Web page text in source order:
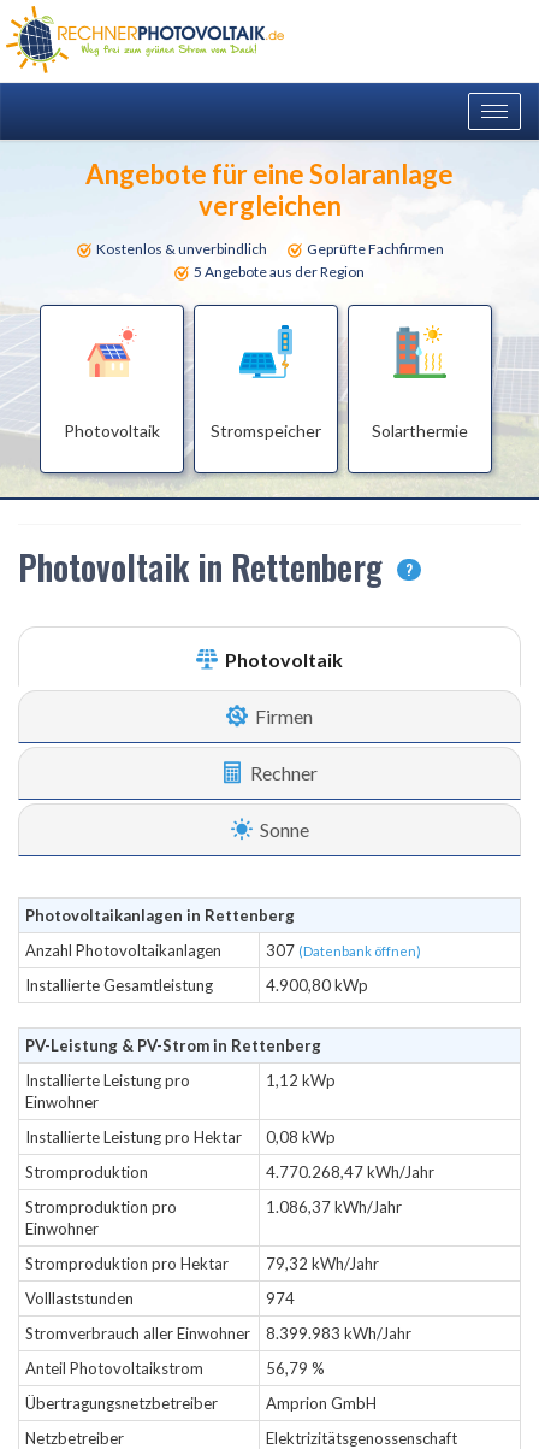
Angebote für eine Solaranlage
vergleichen
Kostenlos & unverbindlich
Geprüfte Fachfirmen
5 Angebote aus der Region
Photovoltaik Stromspeicher Solarthermie
Photovoltaik in Rettenberg ?
Photovoltaik
Firmen
Rechner
Sonne
Photovoltaikanlagen in Rettenberg
Anzahl Photovoltaikanlagen
307 (Datenbank öffnen)
Installierte Gesamtleistung 4.900,80 kWp
PV-Leistung & PV-Strom in Rettenberg
Installierte Leistung pro
Einwohner
1,12 kWp
Installierte Leistung pro Hektar
0,08 kWp
Stromproduktion
4.770.268,47 kWh/Jahr
Stromproduktion pro
Einwohner
1.086,37 kWh/Jahr
Stromproduktion pro Hektar
79,32 kWh/Jahr
Volllaststunden
974
Stromverbrauch aller Einwohner
8.399.983 kWh/Jahr
Anteil Photovoltaikstrom
56,79 %
Übertragungsnetzbetreiber
Amprion GmbH
Netzbetreiber
Elektrizitätsgenossenschaft